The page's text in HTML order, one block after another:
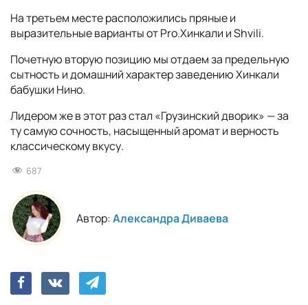
На третьем месте расположились пряные и
выразительные варианты от Pro.Хинкали и Shvili.
Почетную вторую позицию мы отдаем за предельную
сытность и домашний характер заведению Хинкали
бабушки Нино.
Лидером же в этот раз стал «Грузинский дворик» — за
ту самую сочность, насыщенный аромат и верность
классическому вкусу.
687
Автор:Александра Диваева